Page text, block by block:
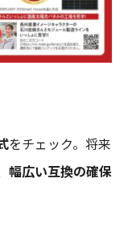
をチェック。将来
幅広い互換の確保